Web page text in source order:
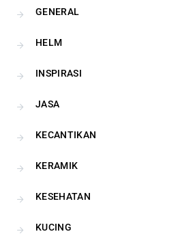
GENERAL
HELM
INSPIRASI
JASA
KECANTIKAN
KERAMIK
KESEHATAN
KUCING